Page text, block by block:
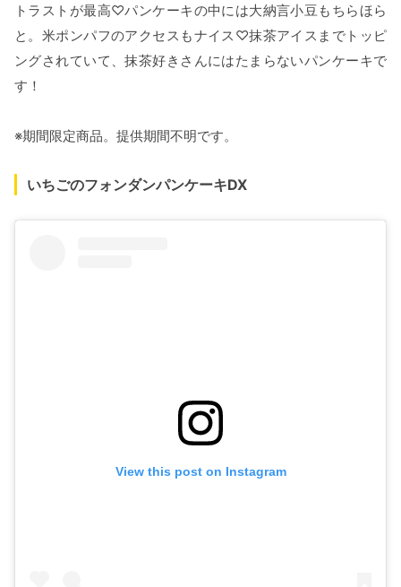
トラストが最高♡パンケーキの中には大納言小豆もちらほら
と。米ポンパフのアクセスもナイス♡抹茶アイスまでトッピ
ングされていて、抹茶好きさんにはたまらないパンケーキで
す！
※期間限定商品。提供期間不明です。
いちごのフォンダンパンケーキDX
View this post on Instagram